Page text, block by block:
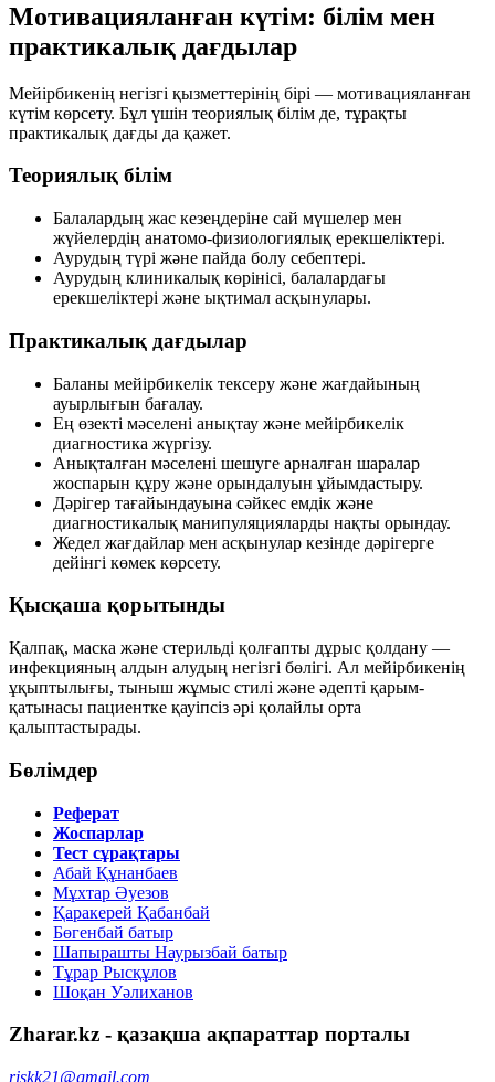
Мотивацияланған күтім: білім мен
практикалық дағдылар
Мейірбикенің негізгі қызметтерінің бірі — мотивацияланған
күтім көрсету. Бұл үшін теориялық білім де, тұрақты
практикалық дағды да қажет.
Теориялық білім
Балалардың жас кезеңдеріне сай мүшелер мен
жүйелердің анатомо-физиологиялық ерекшеліктері.
Аурудың түрі және пайда болу себептері.
Аурудың клиникалық көрінісі, балалардағы
ерекшеліктері және ықтимал асқынулары.
Практикалық дағдылар
Баланы мейірбикелік тексеру және жағдайының
ауырлығын бағалау.
Ең өзекті мәселені анықтау және мейірбикелік
диагностика жүргізу.
Анықталған мәселені шешуге арналған шаралар
жоспарын құру және орындалуын ұйымдастыру.
Дәрігер тағайындауына сәйкес емдік және
диагностикалық манипуляцияларды нақты орындау.
Жедел жағдайлар мен асқынулар кезінде дәрігерге
дейінгі көмек көрсету.
Қысқаша қорытынды
Қалпақ, маска және стерильді қолғапты дұрыс қолдану —
инфекцияның алдын алудың негізгі бөлігі. Ал мейірбикенің
ұқыптылығы, тыныш жұмыс стилі және әдепті қарым-
қатынасы пациентке қауіпсіз әрі қолайлы орта
қалыптастырады.
Бөлімдер
Реферат
Жоспарлар
Тест сұрақтары
Абай Құнанбаев
Мұхтар Әуезов
Қаракерей Қабанбай
Бөгенбай батыр
Шапырашты Наурызбай батыр
Тұрар Рысқұлов
Шоқан Уәлиханов
Zharar.kz - қазақша ақпараттар порталы
riskk21@gmail.com